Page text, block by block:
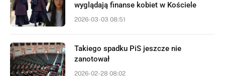
wyglądają finanse kobiet w Kościele
2026-03-03 08:51
Takiego spadku PiS jeszcze nie
zanotował
2026-02-28 08:02